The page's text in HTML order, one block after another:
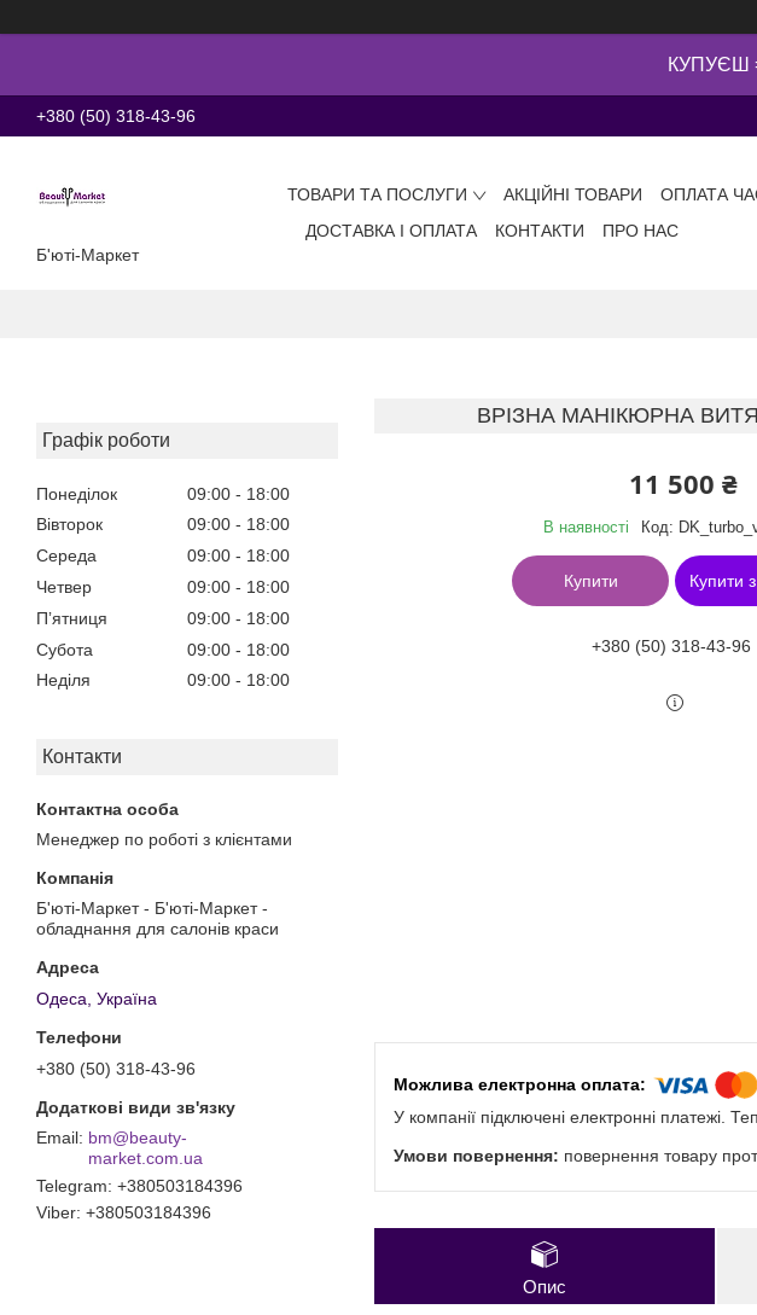
КУПУЄШ
+380 (50) 318-43-96
Б'юті-Маркет
ТОВАРИ ТА ПОСЛУГИ АКЦІЙНІ ТОВАРИ ОПЛАТА
ДОСТАВКА І ОПЛАТА
КОНТАКТИ ПРО НАС
Графік роботи
Понеділок 09:00
18:00
Вівторок
09:00
18:00
Середа
09:00
18:00
Четвер
09:00
18:00
Пʼятниця
09:00
18:00
Субота
09:00
18:00
Неділя
09:00 18:00
Контакти
Менеджер по роботі з клієнтами
Б'юті-Маркет - Б'юті-Маркет -
обладнання для салонів краси
Одеса, Україна
+380 (50) 318-43-96
bm@beauty-
market.com.ua
Telegram +380503184396
Viber +380503184396
ВРІЗНА МАНІКЮРНА
11 500 ₴
В наявності Код:
Купити Купити з
+380 (50) 318-43-96
У компанії підключені електронні платежі.
повернення товару
Опис